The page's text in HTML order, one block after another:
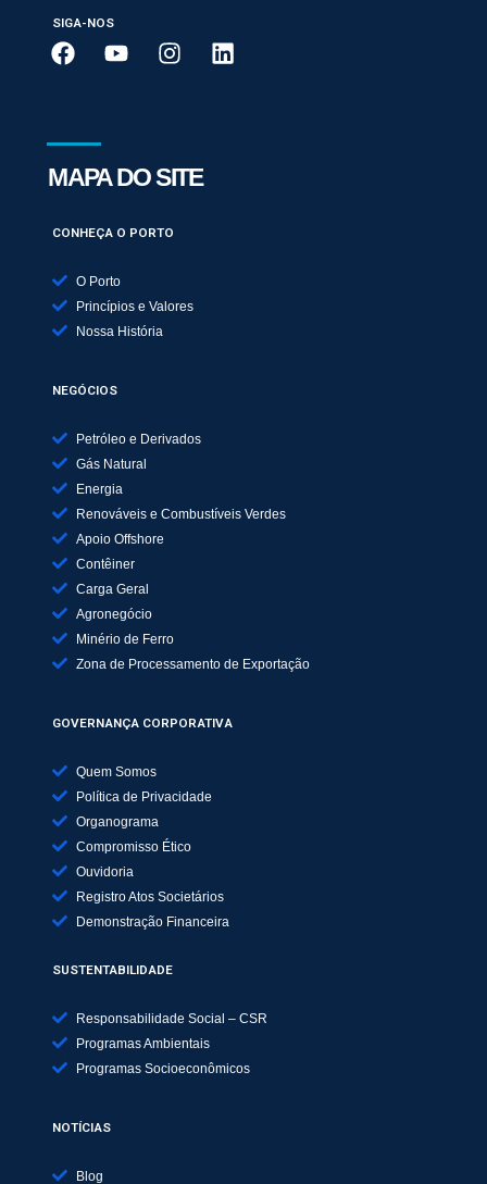
SIGA-NOS
MAPA DO SITE
CONHEÇA O PORTO
O Porto
Princípios e Valores
Nossa História
NEGÓCIOS
Petróleo e Derivados
Gás Natural
Energia
Renováveis e Combustíveis Verdes
Apoio Offshore
Contêiner
Carga Geral
Agronegócio
Minério de Ferro
Zona de Processamento de Exportação
GOVERNANÇA CORPORATIVA
Quem Somos
Política de Privacidade
Organograma
Compromisso Ético
Ouvidoria
Registro Atos Societários
Demonstração Financeira
SUSTENTABILIDADE
Responsabilidade Social – CSR
Programas Ambientais
Programas Socioeconômicos
NOTÍCIAS
Blog